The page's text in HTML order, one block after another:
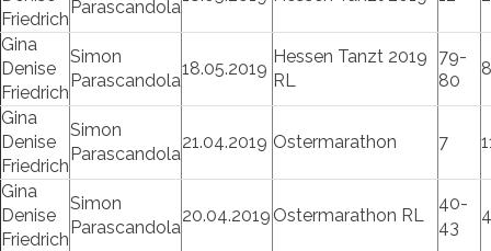
Friedrich
Parascandola
Gina
Denise
Friedrich
Simon
Parascandola
18.05.2019
Hessen Tanzt 2019
RL
79-
80
Gina
Denise
Friedrich
Simon
Parascandola
21.04.2019 Ostermarathon 7
Gina
Denise
Friedrich
Simon
Parascandola
20.04.2019 Ostermarathon RL
40-
43